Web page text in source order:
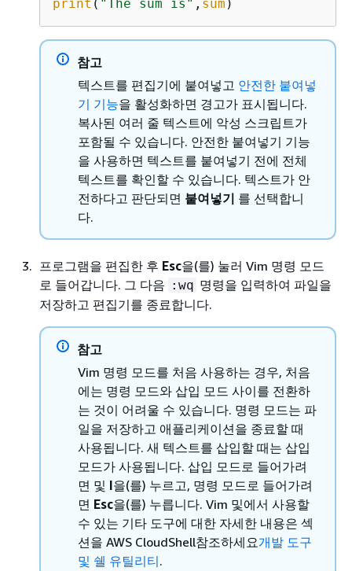
print ( "The sum is" , sum )
참고
텍스트를 편집기에 붙여넣고 안전한 붙여넣
기 기능을 활성화하면 경고가 표시됩니다.
복사된 여러 줄 텍스트에 악성 스크립트가
포함될 수 있습니다. 안전한 붙여넣기 기능
을 사용하면 텍스트를 붙여넣기 전에 전체
텍스트를 확인할 수 있습니다. 텍스트가 안
전하다고 판단되면 붙여넣기 를 선택합니
다.
프로그램을 편집한 후 Esc을(를) 눌러 Vim 명령 모드
로 들어갑니다. 그 다음 :wq 명령을 입력하여 파일을
저장하고 편집기를 종료합니다.
참고
Vim 명령 모드를 처음 사용하는 경우, 처음
에는 명령 모드와 삽입 모드 사이를 전환하
는 것이 어려울 수 있습니다. 명령 모드는 파
일을 저장하고 애플리케이션을 종료할 때
사용됩니다. 새 텍스트를 삽입할 때는 삽입
모드가 사용됩니다. 삽입 모드로 들어가려
면 및 I을(를) 누르고, 명령 모드로 들어가려
면 Esc을(를) 누릅니다. Vim 및에서 사용할
수 있는 기타 도구에 대한 자세한 내용은 섹
션을 AWS CloudShell참조하세요개발 도구
및 쉘 유틸리티.